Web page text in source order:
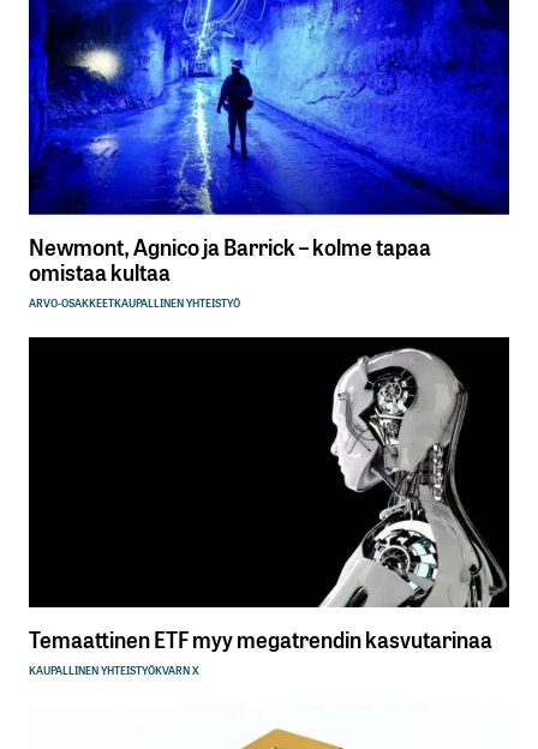
Newmont, Agnico ja Barrick – kolme tapaa
omistaa kultaa
ARVO-OSAKKEETKAUPALLINEN YHTEISTYÖ
Temaattinen ETF myy megatrendin kasvutarinaa
KAUPALLINEN YHTEISTYÖKVARN X